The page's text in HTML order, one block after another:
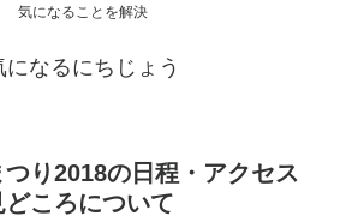
気になることを解決
になるにちじょう
り2018の日程・アクセス
ころについて